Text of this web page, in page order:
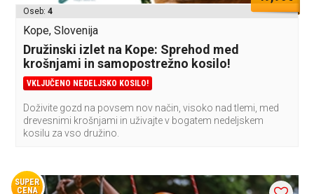
Oseb:4
Kope, Slovenija
Družinski izlet na Kope: Sprehod med
krošnjami in samopostrežno kosilo!
VKLJUČENO NEDELJSKO KOSILO!
Doživite gozd na povsem nov način, visoko nad tlemi, med
drevesnimi krošnjami in uživajte v bogatem nedeljskem
kosilu za vso družino.
SUPER
CENA